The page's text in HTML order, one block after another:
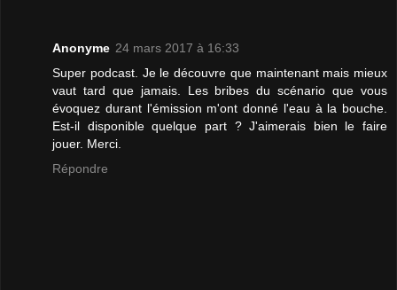
Anonyme 24 mars 2017 à 16:33
Super podcast. Je le découvre que maintenant mais mieux
vaut tard que jamais. Les bribes du scénario que vous
évoquez durant l'émission m'ont donné l'eau à la bouche.
Est-il disponible quelque part ? J'aimerais bien le faire
jouer. Merci.
Répondre